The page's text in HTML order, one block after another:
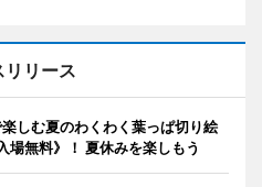
リリース
しむ夏のわくわく葉っぱ切り絵
場無料》！ 夏休みを楽しもう